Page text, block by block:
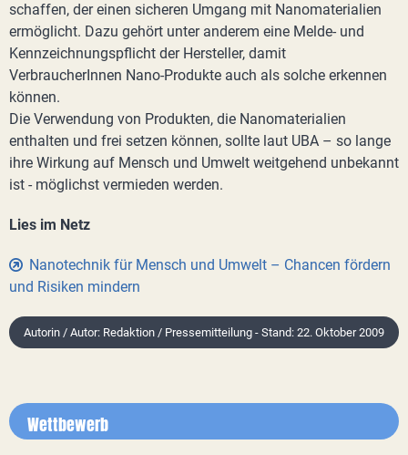
schaffen, der einen sicheren Umgang mit Nanomaterialien
ermöglicht. Dazu gehört unter anderem eine Melde- und
Kennzeichnungspflicht der Hersteller, damit
VerbraucherInnen Nano-Produkte auch als solche erkennen
können.
Die Verwendung von Produkten, die Nanomaterialien
enthalten und frei setzen können, sollte laut UBA – so lange
ihre Wirkung auf Mensch und Umwelt weitgehend unbekannt
ist - möglichst vermieden werden.
Lies im Netz
Nanotechnik für Mensch und Umwelt – Chancen fördern
und Risiken mindern
Autorin / Autor: Redaktion / Pressemitteilung - Stand: 22. Oktober 2009
Wettbewerb